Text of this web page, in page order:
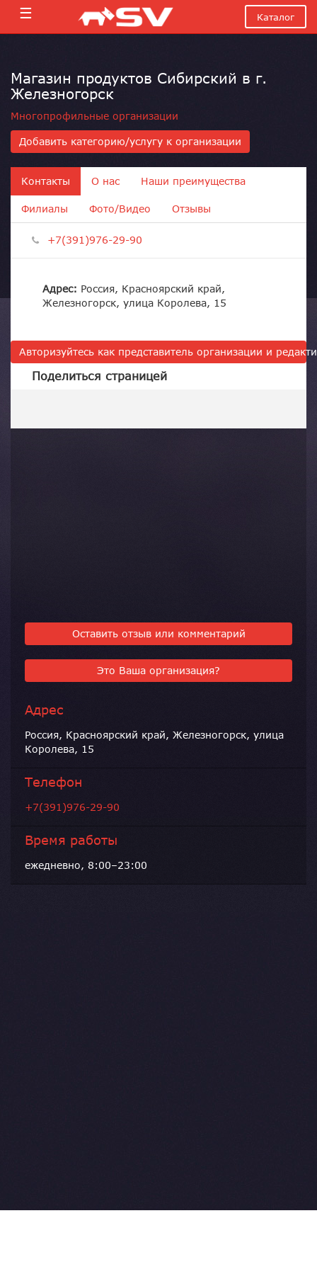
☰ Каталог
Магазин продуктов Сибирский в г.
Железногорск
Многопрофильные организации
Добавить категорию/услугу к организации
Контакты О нас Наши преимущества
Филиалы Фото/Видео Отзывы
+7(391)976-29-90
Адрес: Россия, Красноярский край,
Железногорск, улица Королева, 15
Авторизуйтесь как представитель организации и
Поделиться страницей
Оставить отзыв или комментарий
Это Ваша организация?
Адрес
Россия, Красноярский край, Железногорск, улица
Королева, 15
Телефон
+7(391)976-29-90
Время работы
ежедневно, 8:00–23:00